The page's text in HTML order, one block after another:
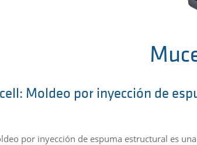
Moldeo por inyección de
por inyección de espuma estructural es